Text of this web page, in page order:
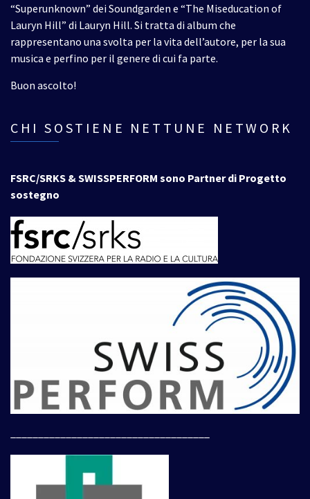
“Superunknown” dei Soundgarden e “The Miseducation of
Lauryn Hill” di Lauryn Hill. Si tratta di album che
rappresentano una svolta per la vita dell’autore, per la sua
musica e perfino per il genere di cui fa parte.
Buon ascolto!
CHI SOSTIENE NETTUNE NETWORK
FSRC/SRKS & SWISSPERFORM sono Partner di Progetto
sostegno